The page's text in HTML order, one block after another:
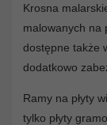
Krosna
malowanych na
dostępne także
dodatkowo
Ramy na płyty
tylko płyty